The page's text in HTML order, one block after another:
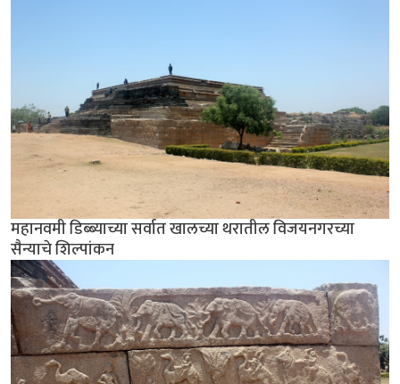
महानवमी डिब्ब्याच्या सर्वात खालच्या थरातील विजयनगरच्या
सैन्याचे शिल्पांकन